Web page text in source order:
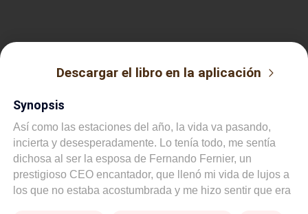
Descargar el libro en la aplicación
Synopsis
Así como las estaciones del año, la vida va pasando,
incierta y desesperadamente. Lo tenía todo, me sentía
dichosa al ser la esposa de Fernando Fernier, un
prestigioso CEO encantador, que llenó mi vida de lujos a
los que no estaba acostumbrada y me hizo sentir que era